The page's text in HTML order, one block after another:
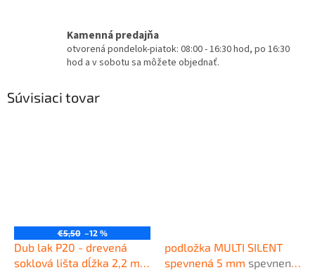
Kamenná predajňa
otvorená pondelok-piatok: 08:00 - 16:30 hod, po 16:30
hod a v sobotu sa môžete objednať.
Súvisiaci tovar
€5,50 –12 %
Dub lak P20 - drevená
soklová lišta dĺžka 2,2 m,
podložka MULTI SILENT
spevnená 5 mm spevnená